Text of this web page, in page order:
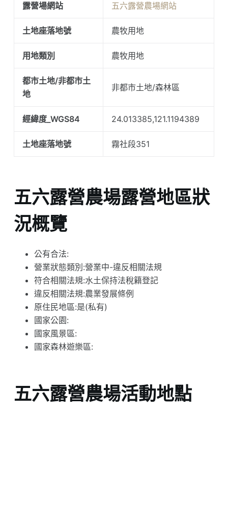
露營場網站 五六露營農場網站
土地座落地號 農牧用地
用地類別 農牧用地
都市土地/非都市土
地
非都市土地/森林區
經緯度_WGS84 24.013385,121.1194389
土地座落地號 霧社段351
五六露營農場露營地區狀
況概覽
公有合法:
營業狀態類別:營業中-違反相關法規
符合相關法規:水土保持法稅籍登記
違反相關法規:農業發展條例
原住民地區:是(私有)
國家公園:
國家風景區:
國家森林遊樂區:
五六露營農場活動地點